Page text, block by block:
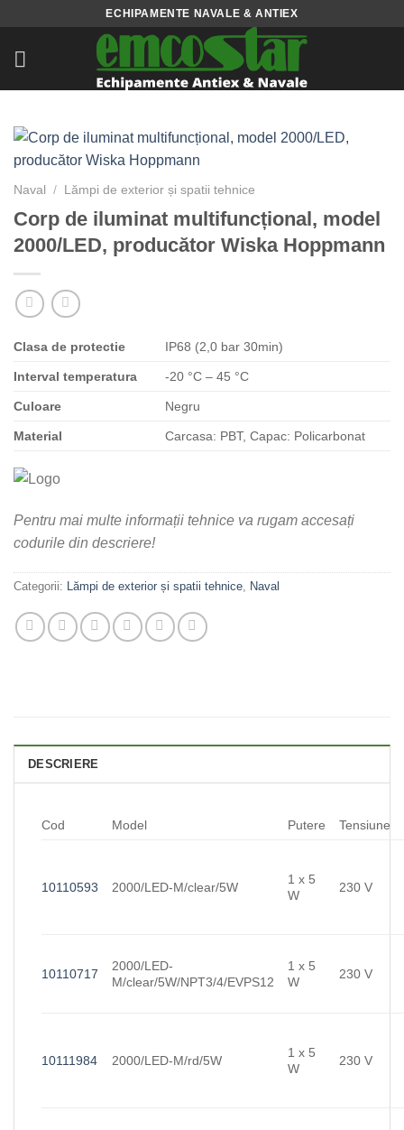
content
ECHIPAMENTE NAVALE & ANTIEX
Naval / Lămpi de exterior și spatii tehnice
Corp de iluminat multifuncțional, model
2000/LED, producător Wiska Hoppmann
Clasa de protectie IP68 (2,0 bar 30min)
Interval temperatura -20 °C – 45 °C
Culoare Negru
Material Carcasa: PBT, Capac: Policarbonat
Pentru mai multe informații tehnice va rugam accesați
codurile din descriere!
Categorii: Lămpi de exterior și spatii tehnice, Naval
DESCRIERE
Cod Model Putere Tensiune
10110593 2000/LED-M/clear/5W
1 x 5
W
230 V
10110717
2000/LED-
M/clear/5W/NPT3/4/EVPS12
1 x 5
W
230 V
10111984 2000/LED-M/rd/5W
1 x 5
W
230 V